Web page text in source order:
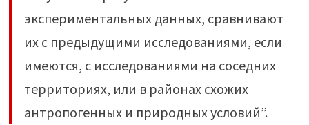
экспериментальных данных, сравнивают
их с предыдущими исследованиями, если
имеются, с исследованиями на соседних
территориях, или в районах схожих
антропогенных и природных условий”.